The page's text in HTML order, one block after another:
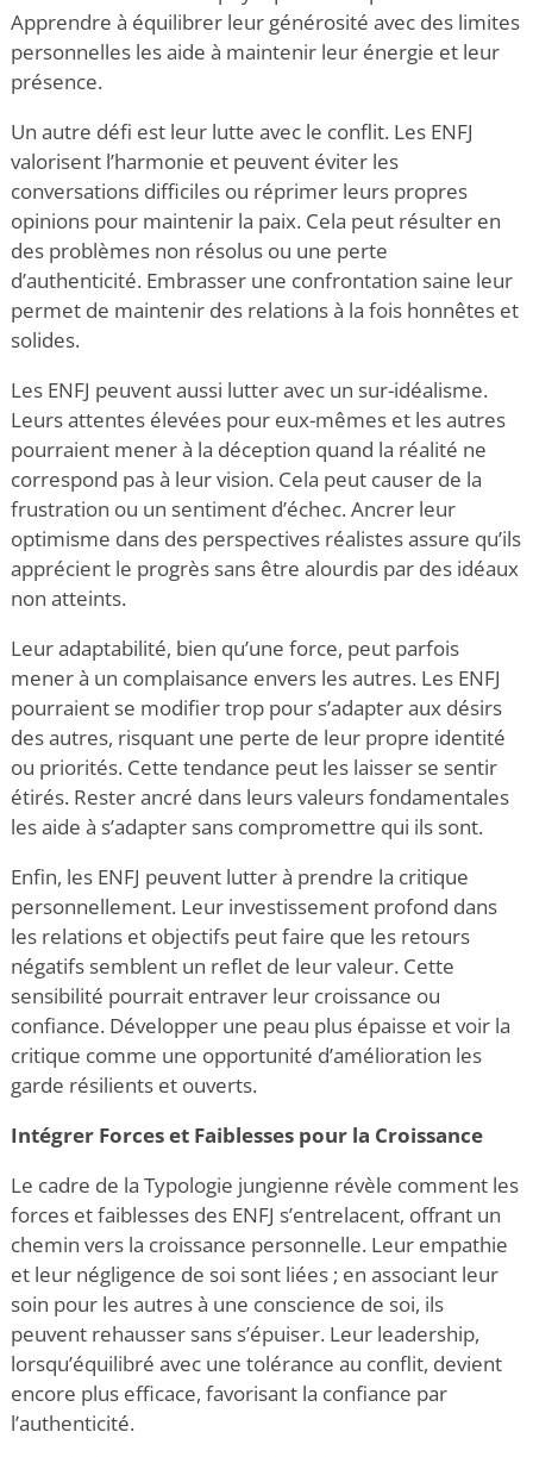
Apprendre à équilibrer leur générosité avec des limites
personnelles les aide à maintenir leur énergie et leur
présence.
Un autre défi est leur lutte avec le conflit. Les ENFJ
valorisent l’harmonie et peuvent éviter les
conversations difficiles ou réprimer leurs propres
opinions pour maintenir la paix. Cela peut résulter en
des problèmes non résolus ou une perte
d’authenticité. Embrasser une confrontation saine leur
permet de maintenir des relations à la fois honnêtes et
solides.
Les ENFJ peuvent aussi lutter avec un sur-idéalisme.
Leurs attentes élevées pour eux-mêmes et les autres
pourraient mener à la déception quand la réalité ne
correspond pasà leur vision. Cela peut causer de la
frustration ou un sentiment d’échec. Ancrer leur
optimisme dans des perspectives réalistes assure qu’ils
apprécient le progrès sans être alourdis par des idéaux
non atteints.
Leur adaptabilité, bien qu’une force, peut parfois
mener à un complaisance envers les autres. Les ENFJ
pourraient se modifier trop pour s’adapter aux désirs
des autres, risquant une perte de leur propre identité
ou priorités. Cette tendance peut les laisser se sentir
étirés. Rester ancré dans leurs valeurs fondamentales
les aide à s’adapter sans compromettre qui ils sont.
Enfin, les ENFJ peuvent lutter à prendre la critique
personnellement. Leur investissement profond dans
les relations et objectifs peut faire que les retours
négatifs semblent un reflet de leur valeur. Cette
sensibilité pourrait entraver leur croissance ou
confiance. Développer une peau plus épaisse et voir la
critique comme une opportunité d’amélioration les
garde résilients et ouverts.
Intégrer Forces et Faiblesses pour la Croissance
Le cadre de la Typologie jungienne révèle comment les
forces et faiblesses des ENFJ s’entrelacent, offrant un
chemin vers la croissance personnelle. Leur empathie
et leur négligence de soi sont liées ; en associant leur
soin pour les autres à une conscience de soi, ils
peuvent rehausser sans s’épuiser. Leur leadership,
lorsqu’équilibré avec une tolérance au conflit, devient
encore plus efficace, favorisant la confiance par
l’authenticité.